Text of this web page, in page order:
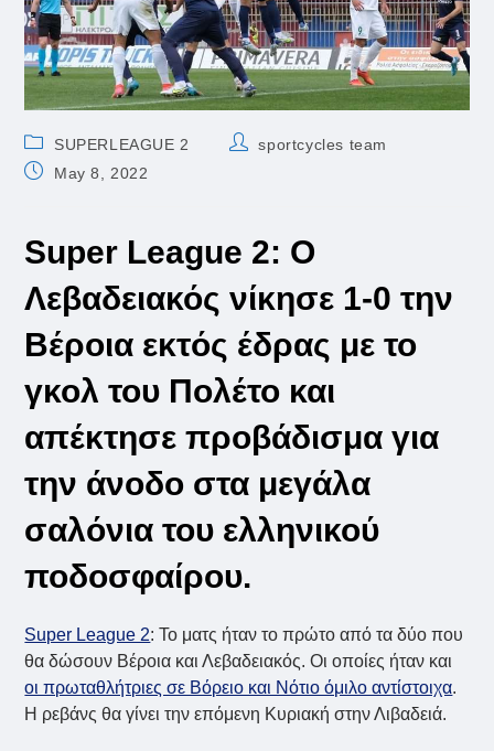
Post
category:
SUPERLEAGUE 2
Postsportcycles team
PostMay 8, 2022
Super League 2: Ο
Λεβαδειακός νίκησε 1-0 την
Βέροια εκτός έδρας με το
γκολ του Πολέτο και
απέκτησε προβάδισμα για
την άνοδο στα μεγάλα
σαλόνια του ελληνικού
ποδοσφαίρου.
Super League 2: Το ματς ήταν το πρώτο από τα δύο που
θα δώσουν Βέροια και Λεβαδειακός. Οι οποίες ήταν και
οι πρωταθλήτριες σε Βόρειο και Νότιο όμιλο αντίστοιχα.
Η ρεβάνς θα γίνει την επόμενη Κυριακή στην Λιβαδειά.